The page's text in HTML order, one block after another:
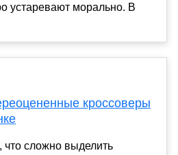
устаревают морально. В
кроссоверы
что сложно выделить